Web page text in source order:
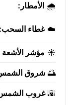
🌧️ الأمطار:
☁️غطاء السحب:
☀️ مؤشر الأشعة
🌅 شروق
🌇غروب